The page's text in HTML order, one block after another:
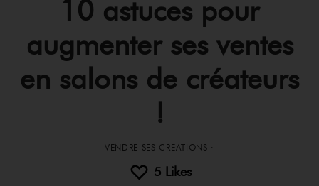
10 astuces pour
augmenter ses ventes
en salons de créateurs
!
VENDRE SES CREATIONS ·
5 Likes